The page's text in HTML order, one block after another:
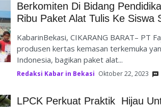
Berkomiten Di Bidang
Ribu Paket Alat Tulis Ke Siswa
KabarinBekasi, CIKARANG BARAT– PT
produsen kertas kemasan terkemuka
Indonesia, bagikan paket alat...
Redaksi Kabar in Bekasi Oktober 22, 2023
LPCK Perkuat Praktik Hijau